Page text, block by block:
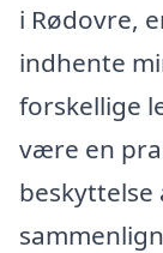
i Rødovre,
indhente
forskellige
være en
beskyttelse